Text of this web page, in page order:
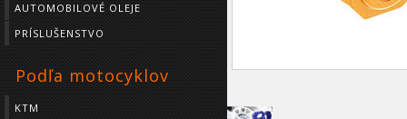
AUTOMOBILOVÉ OLEJE
PRÍSLUŠENSTVO
Podľa motocyklov
KTM